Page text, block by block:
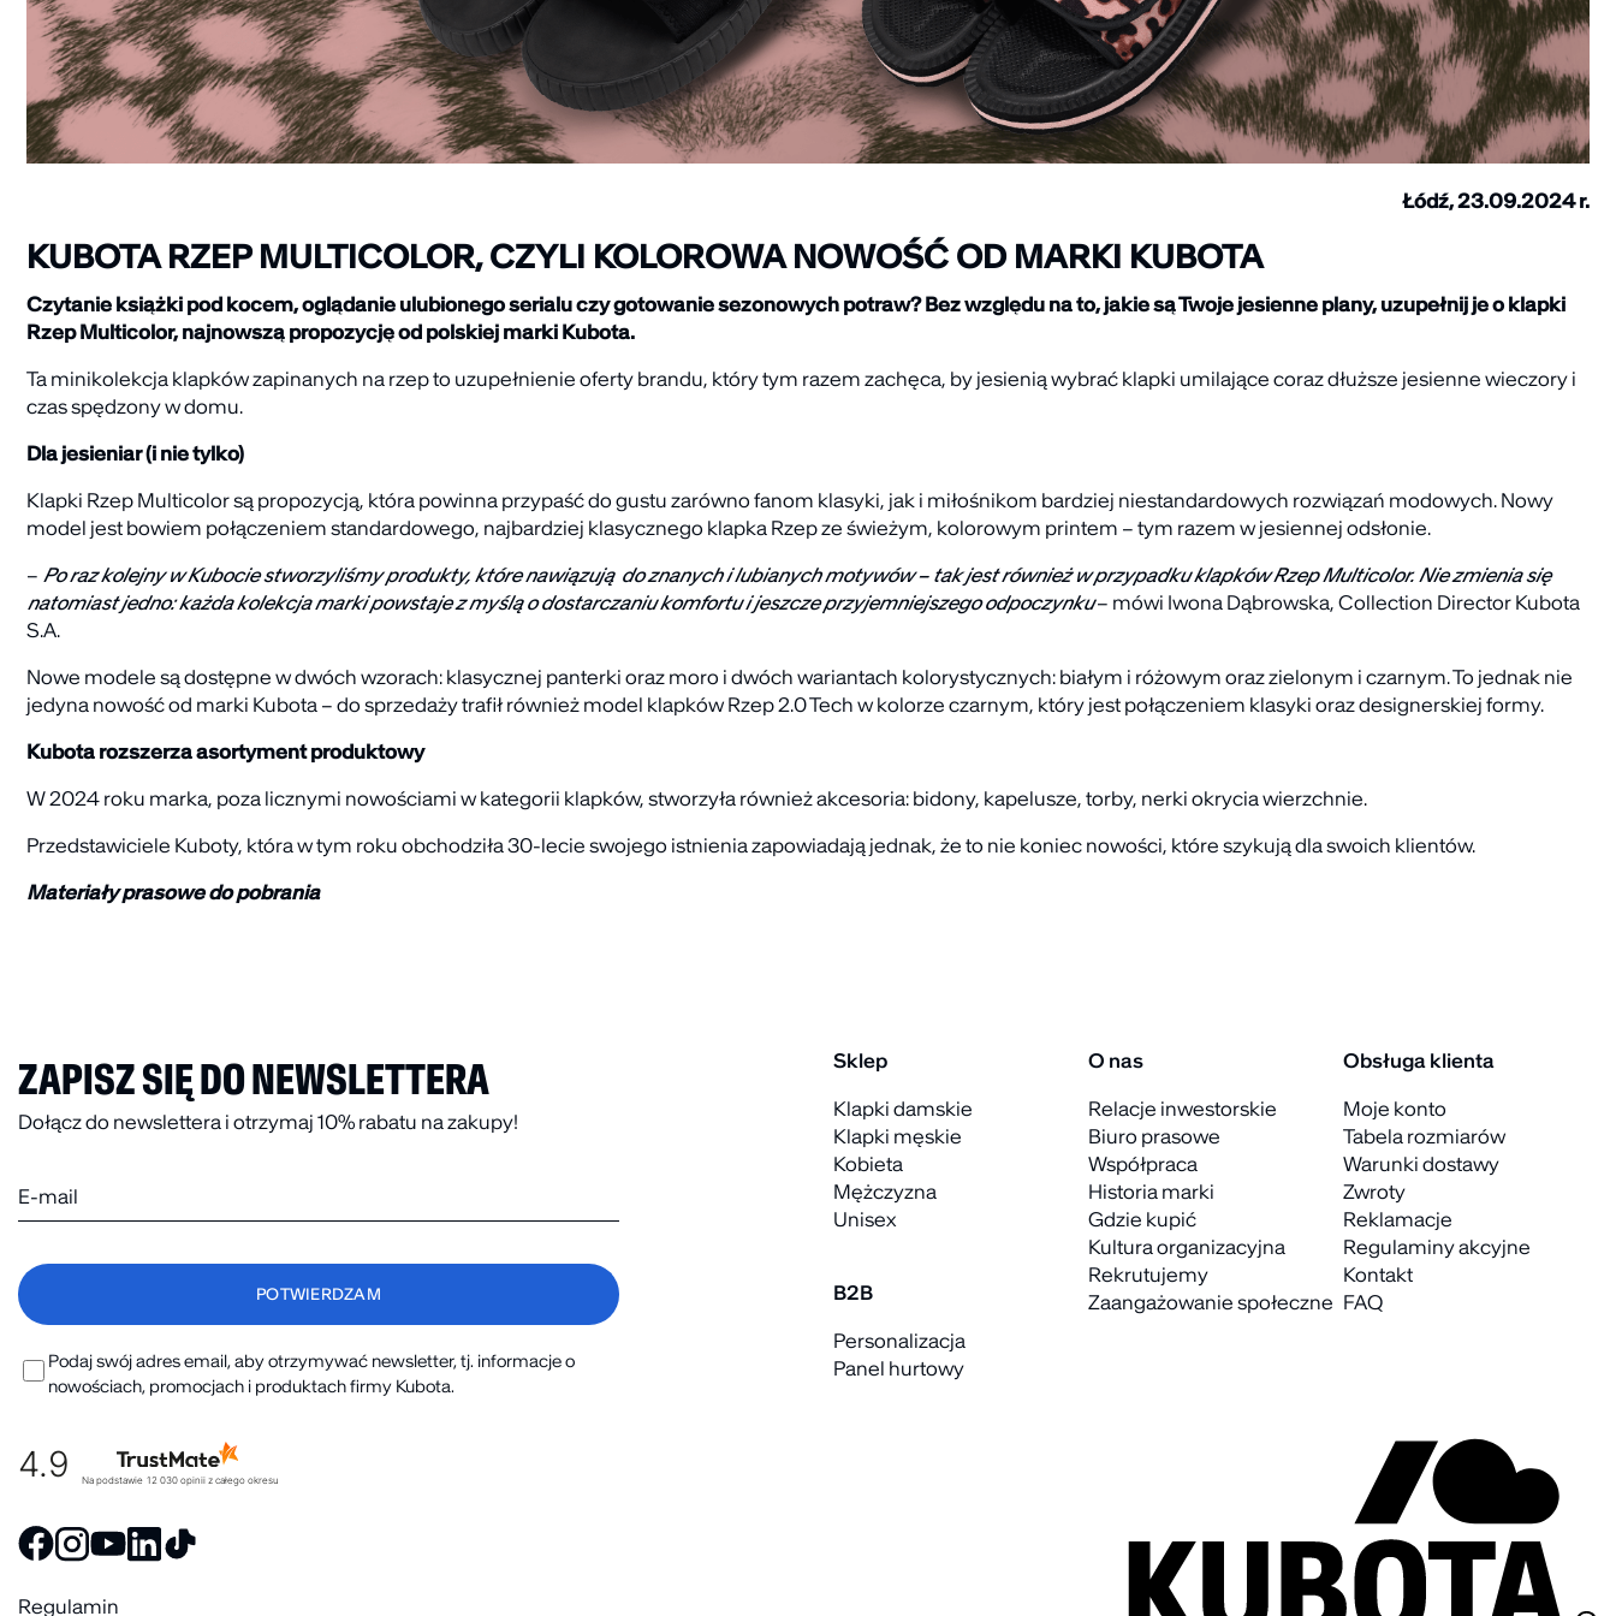
Łódź, 23.09.2024 r.
KUBOTA RZEP MULTICOLOR, CZYLI KOLOROWA NOWOŚĆ OD MARKI KUBOTA
Czytanie książki pod kocem, oglądanie ulubionego serialu czy gotowanie sezonowych potraw? Bez względu na to, jakie są Twoje jesienne plany, uzupełnij je o klapki
Rzep Multicolor, najnowszą propozycję od polskiej marki Kubota.
Ta minikolekcja klapków zapinanych na rzep to uzupełnienie oferty brandu, który tym razem zachęca, by jesienią wybrać klapki umilające coraz dłuższe jesienne wieczory i
czas spędzony w domu.
Dla jesieniar (i nie tylko)
Klapki Rzep Multicolor są propozycją, która powinna przypaść do gustu zarówno fanom klasyki, jak i miłośnikom bardziej niestandardowych rozwiązań modowych. Nowy
model jest bowiem połączeniem standardowego, najbardziej klasycznego klapka Rzep ze świeżym, kolorowym printem – tym razem w jesiennej odsłonie.
– Po raz kolejny w Kubocie stworzyliśmy produkty, które nawiązują do znanych i lubianych motywów – tak jest również w przypadku klapków Rzep Multicolor. Nie zmienia się
natomiast jedno: każda kolekcja marki powstaje z myślą o dostarczaniu komfortu i jeszcze przyjemniejszego odpoczynku– mówi Iwona Dąbrowska, Collection Director Kubota
S.A.
Nowe modele są dostępne w dwóch wzorach: klasycznej panterki oraz moro i dwóch wariantach kolorystycznych: białym i różowym oraz zielonym i czarnym. To jednak nie
jedyna nowość od marki Kubota – do sprzedaży trafił również model klapków Rzep 2.0 Tech w kolorze czarnym, który jest połączeniem klasyki oraz designerskiej formy.
Kubota rozszerza asortyment produktowy
W 2024 roku marka, poza licznymi nowościami w kategorii klapków, stworzyła również akcesoria: bidony, kapelusze, torby, nerki okrycia wierzchnie.
Przedstawiciele Kuboty, która w tym roku obchodziła 30-lecie swojego istnienia zapowiadają jednak, że to nie koniec nowości, które szykują dla swoich klientów.
Materiały prasowe do pobrania
ZAPISZ SIĘ DO NEWSLETTERA
Dołącz do newslettera i otrzymaj 10% rabatu na zakupy!
Podaj swój adres email, aby otrzymywać newsletter, tj. informacje o
nowościach, promocjach i produktach firmy Kubota.
Sklep
Klapki damskie
Klapki męskie
Kobieta
Mężczyzna
Unisex
B2B
Personalizacja
Panel hurtowy
O nas
Relacje inwestorskie
Biuro prasowe
Współpraca
Historia marki
Gdzie kupić
Kultura organizacyjna
Rekrutujemy
Zaangażowanie społeczne
Obsługa klienta
Moje konto
Tabela rozmiarów
Warunki dostawy
Zwroty
Reklamacje
Regulaminy akcyjne
Kontakt
FAQ
4.9 Na podstawie 12 030 opiniiz całego okresu
Regulamin